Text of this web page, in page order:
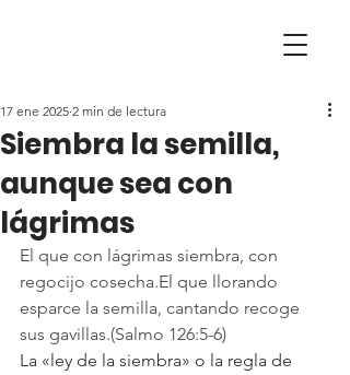
Siembra la semilla,
aunque sea con
lágrimas
17 ene 2025 2 min de lectura
El que con lágrimas siembra, con
regocijo cosecha.El que llorando
esparce la semilla, cantando recoge
sus gavillas.(Salmo 126:5-6)
La «ley de la siembra» o la regla de